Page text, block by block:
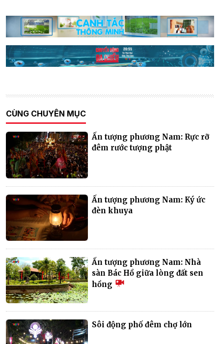
CÙNG CHUYÊN MỤC
Ấn tượng phương Nam: Rực rỡ
đêm rước tượng phật
Ấn tượng phương Nam: Ký ức
đèn khuya
Ấn tượng phương Nam: Nhà
sàn Bác Hồ giữa lòng đất sen
hồng
Sôi động phố đêm chợ lớn